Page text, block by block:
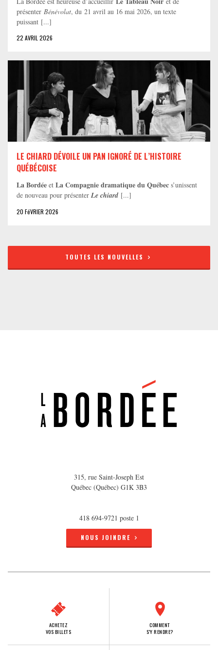
présenter Bénévolat, du 21 avril au 16 mai 2026, un texte
puissant [...]
22 AVRIL 2026
LE CHIARD DÉVOILE UN PAN IGNORÉ DE L’HISTOIRE
QUÉBÉCOISE
La Bordée et La Compagnie dramatique du Québec s’unissent
de nouveau pour présenter Le chiard [...]
20 FéVRIER 2026
TOUTES LES NOUVELLES
315, rue Saint-Joseph Est
Québec (Québec) G1K 3B3
418 694-9721 poste 1
NOUS JOINDRE
ACHETEZ
VOS BILLETS
COMMENT
S'Y RENDRE?